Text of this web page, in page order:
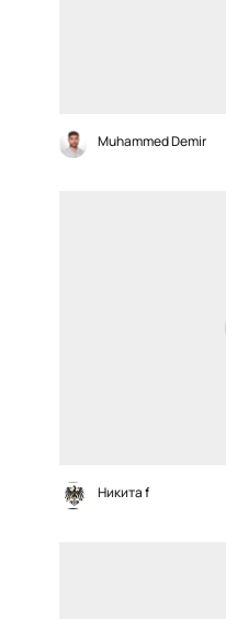
Muhammed Demir
Никита f